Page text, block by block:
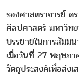
รองศาสตราจารย์
ศิลปศาสตร์ มหาวิท
บรรยายในการสัมม
เมื่อวันที่ 27 พฤษภ
วัตถุประสงค์เพื่อส่ง